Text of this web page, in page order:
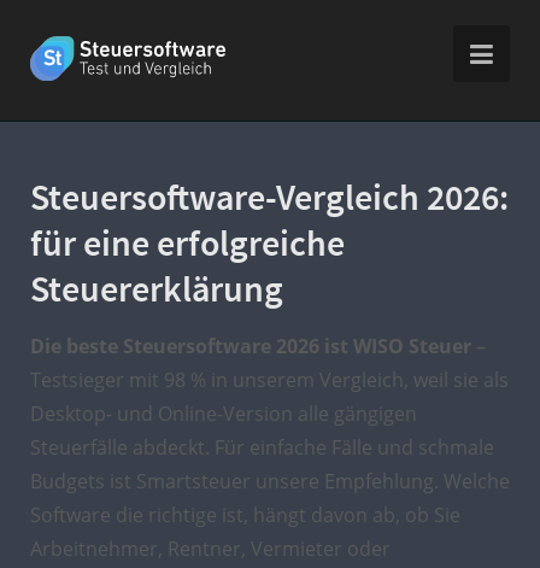
Steuersoftware-Vergleich 2026:
für eine erfolgreiche
Steuererklärung
Die beste Steuersoftware 2026 ist WISO Steuer –
Testsieger mit 98 % in unserem Vergleich, weil sie als
Desktop- und Online-Version alle gängigen
Steuerfälle abdeckt. Für einfache Fälle und schmale
Budgets ist Smartsteuer unsere Empfehlung. Welche
Software die richtige ist, hängt davon ab, ob Sie
Arbeitnehmer, Rentner, Vermieter oder